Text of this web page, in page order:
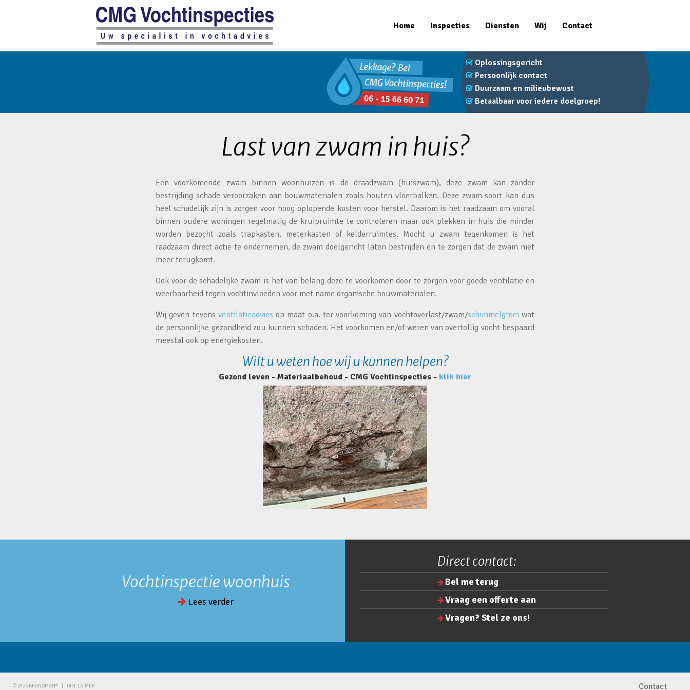
Home Inspecties Diensten Wij Contact
Oplossingsgericht
Persoonlijk contact
Duurzaam en milieubewust
Betaalbaar voor iedere doelgroep!
Last van zwam in huis?
Een voorkomende zwam binnen woonhuizen is de draadzwam (huiszwam), deze zwam kan zonder
bestrijding schade veroorzaken aan bouwmaterialen zoals houten vloerbalken. Deze zwam soort kan dus
heel schadelijk zijn is zorgen voor hoog oplopende kosten voor herstel. Daarom is het raadzaam om vooral
binnen oudere woningen regelmatig de kruipruimte te controleren maar ook plekken in huis die minder
worden bezocht zoals trapkasten, meterkasten of kelderruimtes. Mocht u zwam tegenkomen is het
raadzaam direct actie te ondernemen, de zwam doelgericht laten bestrijden en te zorgen dat de zwam niet
meer terugkomt.
Ook voor de schadelijke zwam is het van belang deze te voorkomen door te zorgen voor goede ventilatie en
weerbaarheid tegen vochtinvloeden voor met name organische bouwmaterialen.
Wij geven tevens ventilatieadvies op maat o.a. ter voorkoming van vochtoverlast/zwam/schimmelgroei wat
de persoonlijke gezondheid zou kunnen schaden. Het voorkomen en/of weren van overtollig vocht bespaard
meestal ook op energiekosten.
Wilt u weten hoe wij u kunnen helpen?
Gezond leven - Materiaalbehoud - CMG Vochtinspecties - klik hier
Vochtinspectie woonhuis
Lees verder
Direct contact:
Bel me terug
Vraag een offerte aan
Vragen? Stel ze ons!
© 2026 BRANDMAN® DISCLAIMER Contact